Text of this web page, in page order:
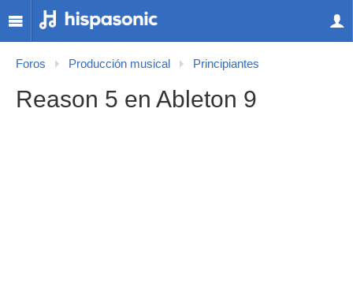
Foros Producción musical Principiantes
Reason 5 en Ableton 9